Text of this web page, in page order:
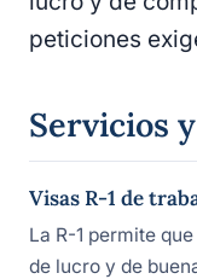
peticiones
Servicios
Visas R-1 de
La R-1 permite
de lucro y de